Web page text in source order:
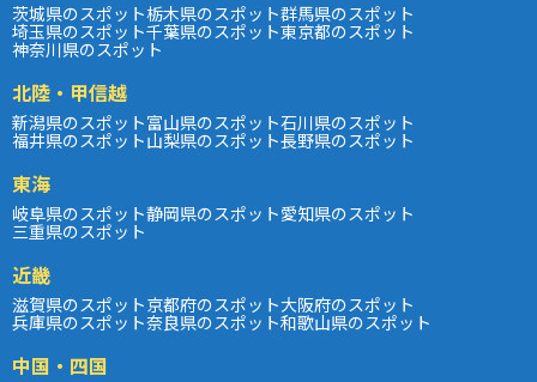
茨城県のスポット栃木県のスポット群馬県のスポット
埼玉県のスポット千葉県のスポット東京都のスポット
神奈川県のスポット
北陸・甲信越
新潟県のスポット富山県のスポット石川県のスポット
福井県のスポット山梨県のスポット長野県のスポット
東海
岐阜県のスポット静岡県のスポット愛知県のスポット
三重県のスポット
近畿
滋賀県のスポット京都府のスポット大阪府のスポット
兵庫県のスポット奈良県のスポット和歌山県のスポット
中国・四国